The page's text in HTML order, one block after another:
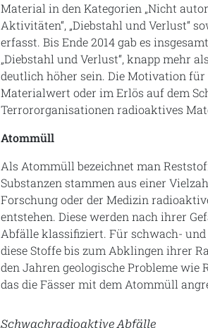
Material in den Kategorien „Nicht
Aktivitäten“, „Diebstahl und Verlust“
erfasst. Bis Ende 2014 gab es
„Diebstahl und Verlust“, knapp mehr
deutlich höher sein. Die Motivation
Materialwert oder im Erlös auf dem
Terrororganisationen radioaktives
Atommüll
Als Atommüll bezeichnet man
Substanzen stammen aus einer
Forschung oder der Medizin
entstehen. Diese werden nach ihrer
Abfälle klassifiziert. Für schwach-
diese Stoffe bis zum Abklingen ihrer
den Jahren geologische Probleme wie
das die Fässer mit dem Atommüll
Schwachradioaktive Abfälle